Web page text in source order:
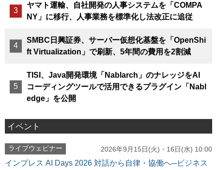
ヤマト運輸、自社開発の人事システムを「COMPA
NY」に移行、人事業務を標準化し法改正に追従
SMBC日興証券、サーバー仮想化基盤を「OpenShi
ft Virtualization」で刷新、5年間の費用を2割減
TISI、Java開発環境「Nablarch」のナレッジをAI
コーディングツールで活用できるプラグイン「Nabl
edge」を公開
イベント
ライブウェビナー 2026年9月15日(火)・16日(水) 10:00
インプレス AI Days 2026 対話から自律・協働へ─ビジネス